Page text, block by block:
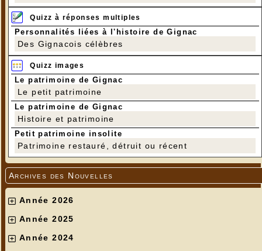
Quizz à réponses multiples
Personnalités liées à l'histoire de Gignac
Des Gignacois célèbres
Quizz images
Le patrimoine de Gignac
Le petit patrimoine
Le patrimoine de Gignac
Histoire et patrimoine
Petit patrimoine insolite
Patrimoine restauré, détruit ou récent
Archives des Nouvelles
Année 2026
Année 2025
Année 2024